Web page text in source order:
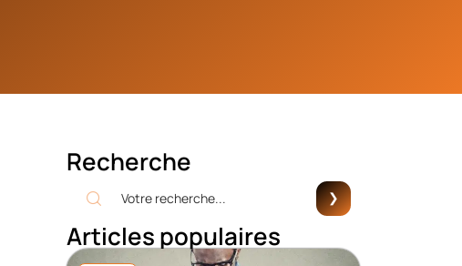
Recherche
Articles populaires